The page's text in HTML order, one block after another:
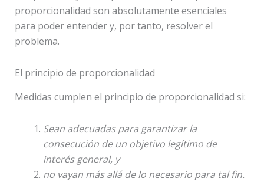
proporcionalidad son absolutamente esenciales
para poder entender y, por tanto, resolver el
problema.
El principio de proporcionalidad
Medidas cumplen el principio de proporcionalidad si:
Sean adecuadas para garantizar la
consecución de un objetivo legítimo de
interés general, y
no vayan más allá de lo necesario para tal fin.